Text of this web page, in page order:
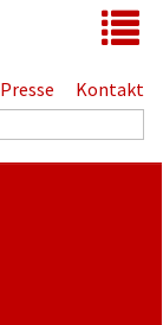
Presse Kontakt